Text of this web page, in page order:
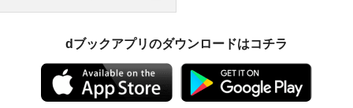
dブックアプリのダウンロードはコチラ